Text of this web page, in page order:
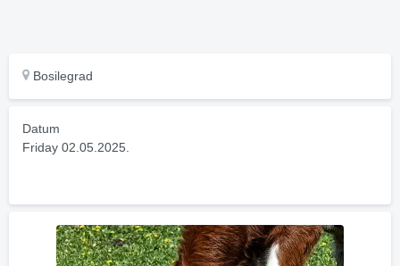
Bosilegrad
Datum
Friday 02.05.2025.